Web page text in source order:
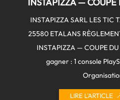
INSTAPIZZA SARL LES TIC
25580 ETALANS
INSTAPIZZA — COUPE
gagner : 1 console
LIRE L'ARTICLE